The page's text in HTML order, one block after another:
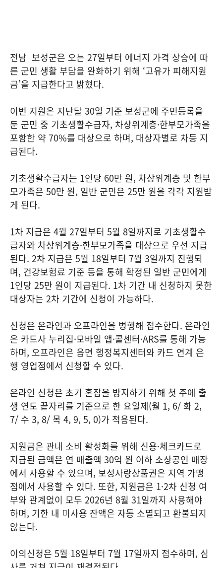
전남 보성군은 오는 27일부터 에너지 가격 상승에 따
른 군민 생활 부담을 완화하기 위해 ‘고유가 피해지원
금’을 지급한다고 밝혔다.
이번 지원은 지난달 30일 기준 보성군에 주민등록을
둔 군민 중 기초생활수급자, 차상위계층·한부모가족을
포함한 약 70%를 대상으로 하며, 대상자별로 차등 지
급된다.
기초생활수급자는 1인당 60만 원, 차상위계층 및 한부
모가족은 50만 원, 일반 군민은 25만 원을 각각 지원받
게 된다.
1차 지급은 4월 27일부터 5월 8일까지로 기초생활수
급자와 차상위계층·한부모가족을 대상으로 우선 지급
된다. 2차 지급은 5월 18일부터 7월 3일까지 진행되
며, 건강보험료 기준 등을 통해 확정된 일반 군민에게
1인당 25만 원이 지급된다. 1차 기간 내 신청하지 못한
대상자는 2차 기간에 신청이 가능하다.
신청은 온라인과 오프라인을 병행해 접수한다. 온라인
은 카드사 누리집·모바일 앱·콜센터·ARS를 통해 가능
하며, 오프라인은 읍면 행정복지센터와 카드 연계 은
행 영업점에서 신청할 수 있다.
온라인 신청은 초기 혼잡을 방지하기 위해 첫 주에 출
생 연도 끝자리를 기준으로 한 요일제(월 1, 6/ 화 2,
7/ 수 3, 8/ 목 4, 9, 5, 0)가 적용된다.
지원금은 관내 소비 활성화를 위해 신용·체크카드로
지급된 금액은 연 매출액 30억 원 이하 소상공인 매장
에서 사용할 수 있으며, 보성사랑상품권은 지역 가맹
점에서 사용할 수 있다. 또한, 지원금은 1·2차 신청 여
부와 관계없이 모두 2026년 8월 31일까지 사용해야
하며, 기한 내 미사용 잔액은 자동 소멸되고 환불되지
않는다.
이의신청은 5월 18일부터 7월 17일까지 접수하며, 심